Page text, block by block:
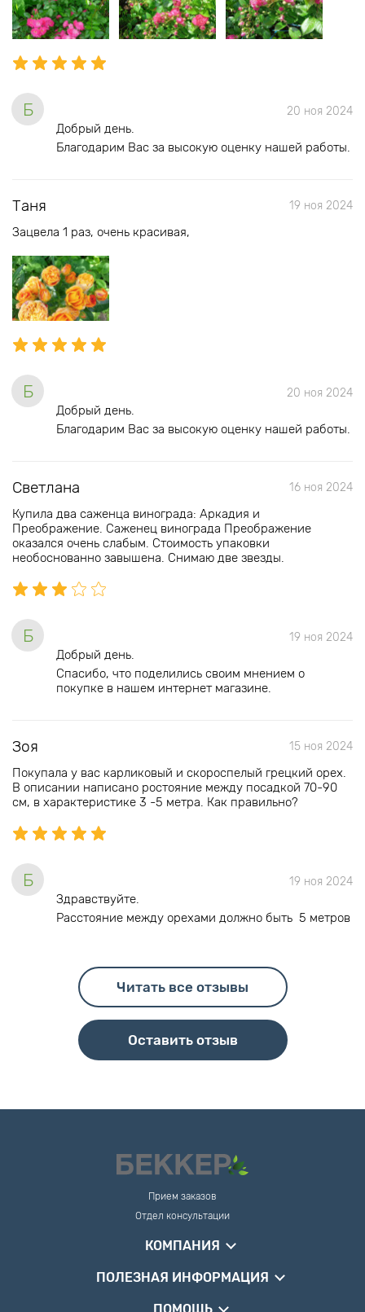
Б 20 ноя 2024
Добрый день.
Благодарим Вас за высокую оценку нашей работы.
Таня 19 ноя 2024
Зацвела 1 раз, очень красивая,
Б 20 ноя 2024
Добрый день.
Благодарим Вас за высокую оценку нашей работы.
Светлана 16 ноя 2024
Купила два саженца винограда: Аркадия и
Преображение. Саженец винограда Преображение
оказался очень слабым. Стоимость упаковки
необоснованно завышена. Снимаю две звезды.
Б 19 ноя 2024
Добрый день.
Спасибо, что поделились своим мнением о
покупке в нашем интернет магазине.
Зоя 15 ноя 2024
Покупала у вас карликовый и скороспелый грецкий орех.
В описании написано ростояние между посадкой 70-90
см, в характеристике 3 -5 метра. Как правильно?
Б 19 ноя 2024
Здравствуйте.
Расстояние между орехами должно быть 5 метров
Читать все отзывы
Оставить отзыв
Прием заказов
Отдел консультации
КОМПАНИЯ
ПОЛЕЗНАЯ ИНФОРМАЦИЯ